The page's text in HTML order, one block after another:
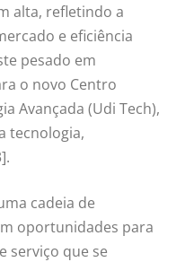
alta, refletindo a
e eficiência
pesado em
o novo Centro
Avançada (Udi Tech),
tecnologia,
cadeia de
oportunidades para
serviço que se